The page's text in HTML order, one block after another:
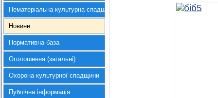
Нематеріальна культурна спадщина
Новини
Нормативна база
Оголошення (загальні)
Охорона культурної спадщини
Публічна інформація